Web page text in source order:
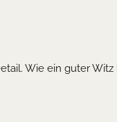
Wie ein guter